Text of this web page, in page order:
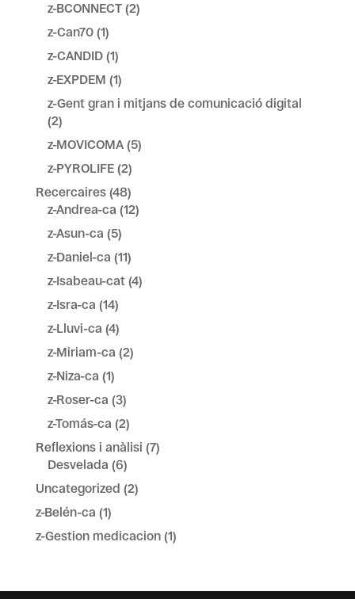
z-BCONNECT(2)
z-Can70(1)
z-CANDID(1)
z-EXPDEM (1)
z-Gent gran i mitjans de comunicació digital
(2)
z-MOVICOMA(5)
z-PYROLIFE(2)
Recercaires(48)
z-Andrea-ca (12)
z-Asun-ca (5)
z-Daniel-ca (11)
z-Isabeau-cat(4)
z-Isra-ca (14)
z-Lluvi-ca (4)
z-Miriam-ca (2)
z-Niza-ca (1)
z-Roser-ca (3)
z-Tomás-ca (2)
Reflexions i anàlisi (7)
Desvelada (6)
Uncategorized (2)
z-Belén-ca (1)
z-Gestion medicacion(1)